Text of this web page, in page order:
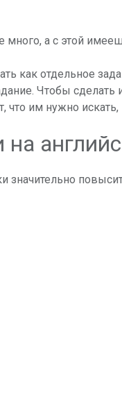
а с этой
как отдельное
Чтобы
что им нужно
на
значительно